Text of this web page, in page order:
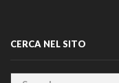
CERCA NEL SITO